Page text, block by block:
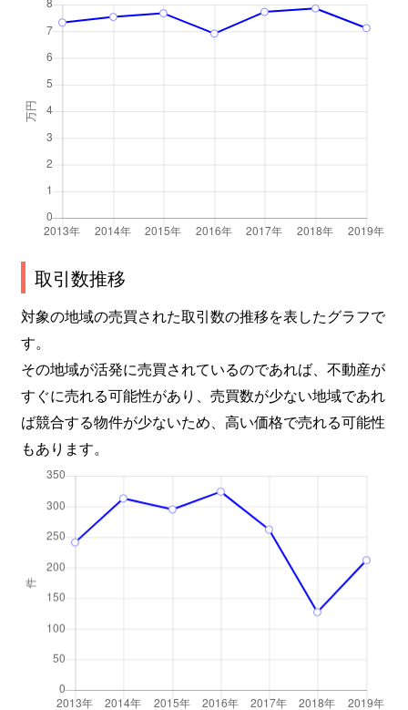
取引数推移
対象の地域の売買された取引数の推移を表したグラフで
す。
その地域が活発に売買されているのであれば、不動産が
すぐに売れる可能性があり、売買数が少ない地域であれ
ば競合する物件が少ないため、高い価格で売れる可能性
もあります。